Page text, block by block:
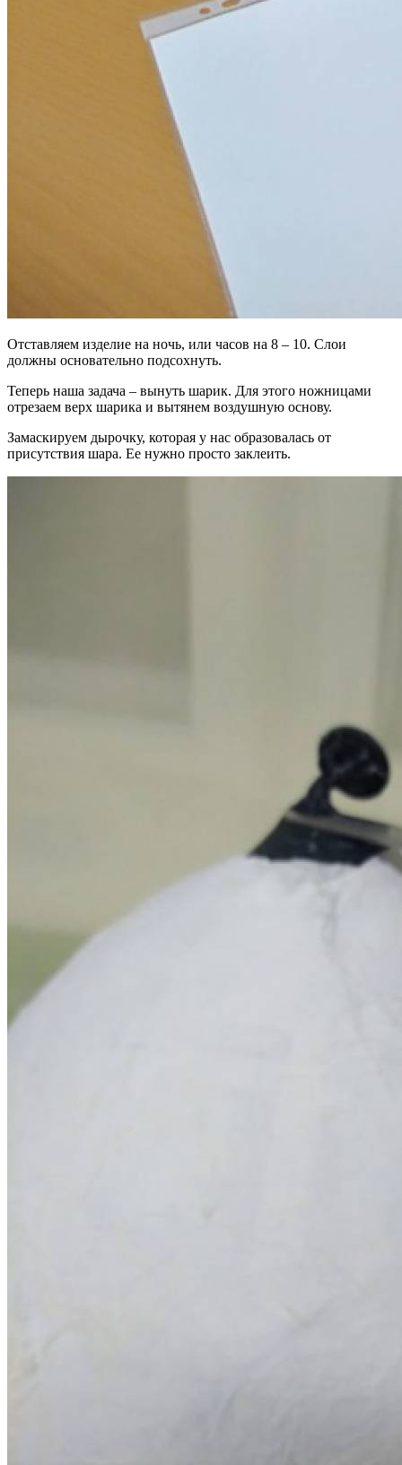
Отставляем изделие на ночь, или часов на 8 – 10. Слои
должны основательно подсохнуть.
Теперь наша задача – вынуть шарик. Для этого ножницами
отрезаем верх шарика и вытянем воздушную основу.
Замаскируем дырочку, которая у нас образовалась от
присутствия шара. Ее нужно просто заклеить.